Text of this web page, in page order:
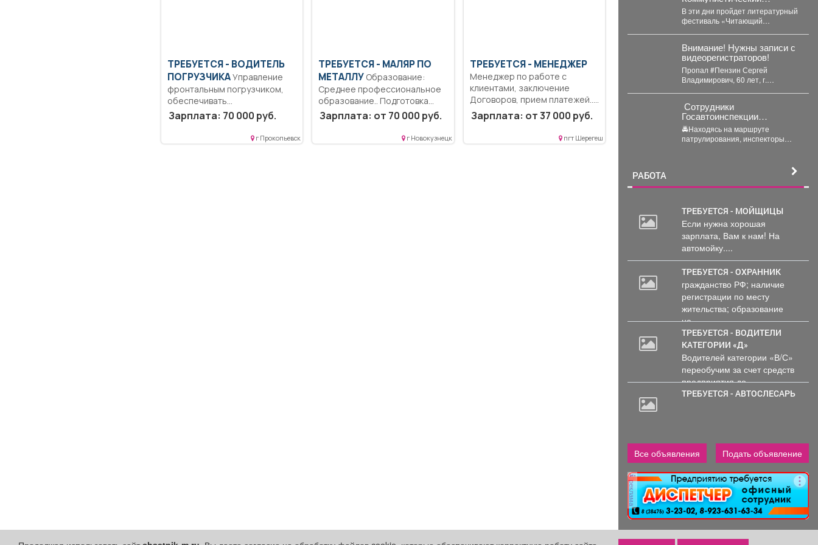
ТРЕБУЕТСЯ - ВОДИТЕЛЬ
ПОГРУЗЧИКАУправление
фронтальным погрузчиком,
обеспечивать
бесперебойную работу и
сохранность ТМЦ...
Зарплата: 70 000 руб.
г Прокопьевск
ТРЕБУЕТСЯ - МАЛЯР ПО
МЕТАЛЛУ
Среднее профессиональное
образование.. Подготовка
металлоконструкций к
покраске. Покраска...
Зарплата: от 70 000 руб.
г Новокузнецк
ТРЕБУЕТСЯ - МЕНЕДЖЕР
Менеджер по работе с
клиентами, заключение
Договоров, прием платежей.....
Зарплата: от 37 000 руб.
пгт Шерегеш
превратится в огромную
литературную сцену под
открытым небом.
В эти дни пройдет литературный
фестиваль «Читающий
Внимание! Нужны записи с
видеорегистраторов!
Пропал #Пензин Сергей
Владимирович, 60 лет, г.
‍ Сотрудники
Госавтоинспекции
Березовского привлекли к
ответственности водителя
электросамоката, который
🚔Находясь на маршруте
патрулирования, инспекторы
РАБОТА
ТРЕБУЕТСЯ - МОЙЩИЦЫ
Если нужна хорошая
зарплата, Вам к нам! На
автомойку....
ТРЕБУЕТСЯ - ОХРАННИК
гражданство РФ; наличие
регистрации по месту
жительства; образование
не...
ТРЕБУЕТСЯ - ВОДИТЕЛИ
КАТЕГОРИИ «Д»
Водителей категории «В/С»
переобучим за счет средств
предприятия до...
ТРЕБУЕТСЯ - АВТОСЛЕСАРЬ
Все объявления Подать объявление
реклама